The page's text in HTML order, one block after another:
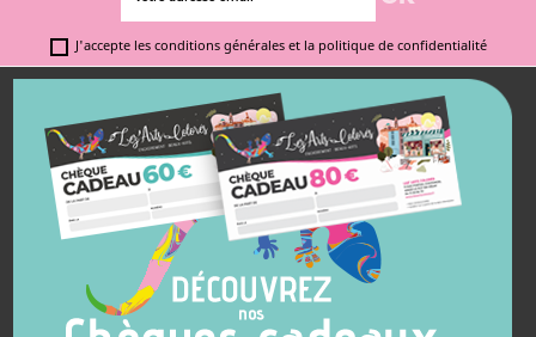
J'accepte les conditions générales et la politique de confidentialité